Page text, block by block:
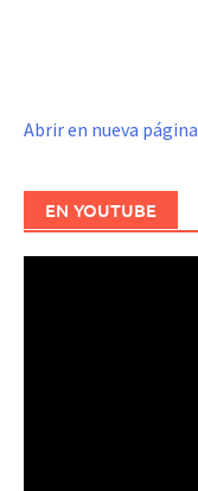
Abrir en nueva página
EN YOUTUBE